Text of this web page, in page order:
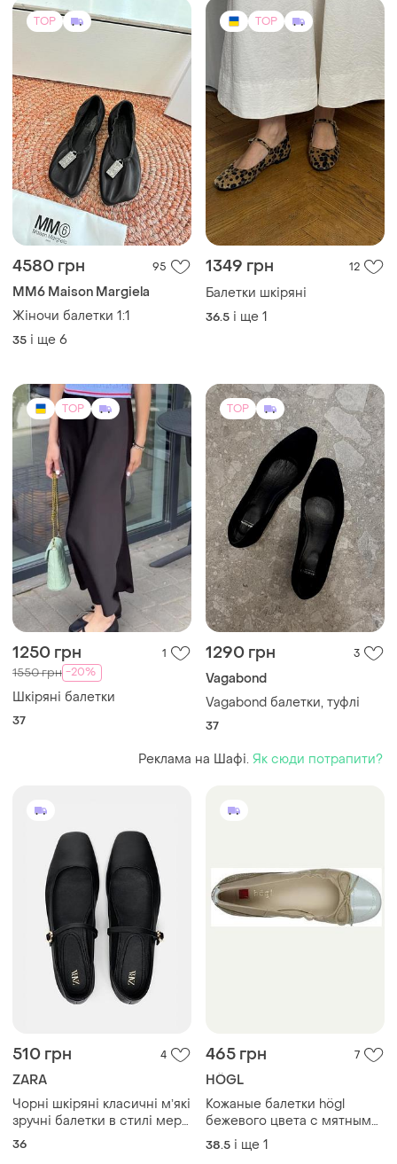
TOP
4580 грн 95
MM6 Maison Margiela
Жіночи балетки 1:1
35 і ще 6
TOP
1349 грн 12
Балетки шкіряні
36.5 і ще 1
TOP
1250 грн 1
1550 грн -20%
Шкіряні балетки
37
TOP
1290 грн 3
Vagabond
Vagabond балетки, туфлі
37
Реклама на Шафі. Як сюди потрапити?
510 грн 4
ZARA
Чорні шкіряні класичні мʼякі
зручні балетки в стилі мері
джейн з натуральної шкіри з
36
465 грн 7
HÖGL
Кожаные балетки högl
бежевого цвета с мятными
мысками и декоративными
бантами
38.5 і ще 1